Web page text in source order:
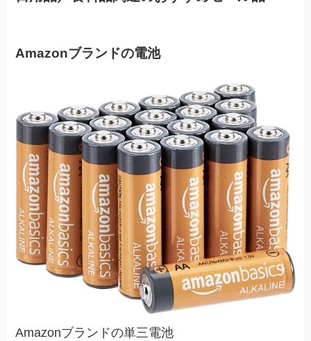
Amazonブランドの電池
Amazonブランドの単三電池